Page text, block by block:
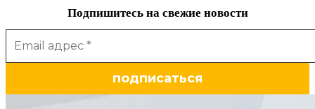
Подпишитесь на свежие новости